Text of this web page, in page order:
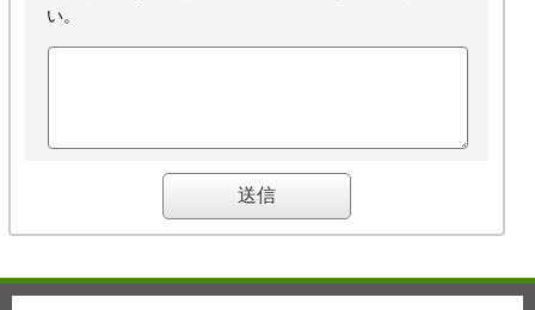
い。